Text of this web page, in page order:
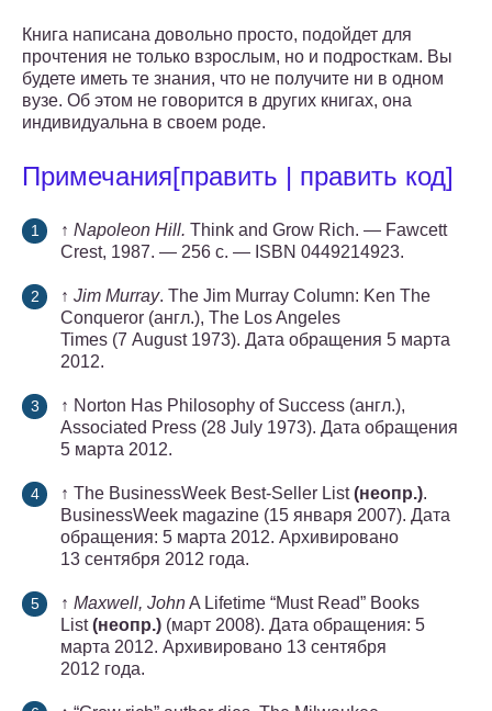
Книга написана довольно просто, подойдет для
прочтения не только взрослым, но и подросткам. Вы
будете иметь те знания, что не получите ни в одном
вузе. Об этом не говорится в других книгах, она
индивидуальна в своем роде.
Примечания[править | править код]
↑ Napoleon Hill. Think and Grow Rich. — Fawcett
Crest, 1987. — 256 с. — ISBN 0449214923.
↑ Jim Murray. The Jim Murray Column: Ken The
Conqueror (англ.), The Los Angeles
Times (7 August 1973). Дата обращения 5 марта
2012.
↑ Norton Has Philosophy of Success (англ.),
Associated Press (28 July 1973). Дата обращения
5 марта 2012.
↑ The BusinessWeek Best-Seller List(неопр.).
BusinessWeek magazine (15 января 2007). Дата
обращения: 5 марта 2012. Архивировано
13 сентября 2012 года.
↑ Maxwell, JohnA Lifetime “Must Read” Books
List(неопр.) (март 2008). Дата обращения: 5
марта 2012. Архивировано 13 сентября
2012 года.